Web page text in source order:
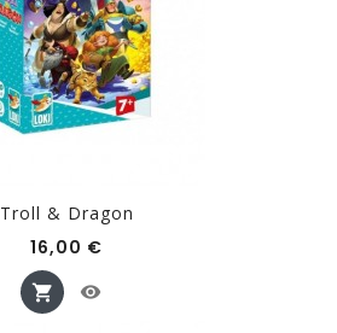
Troll & Dragon
16,00 €